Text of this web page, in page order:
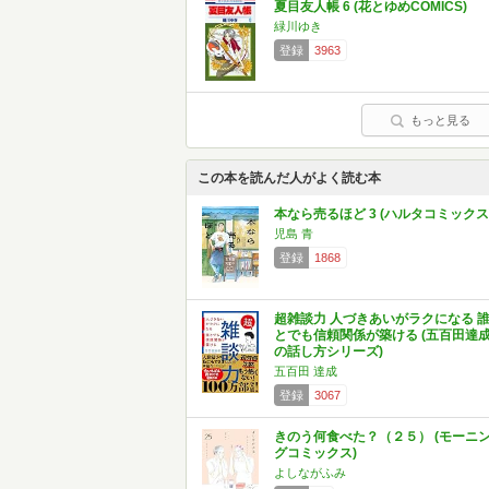
夏目友人帳 6 (花とゆめCOMICS)
緑川ゆき
登録
3963
もっと見る
この本を読んだ人がよく読む本
本なら売るほど 3 (ハルタコミック
児島 青
登録
1868
超雑談力 人づきあいがラクになる 誰
とでも信頼関係が築ける (五百田達
の話し方シリーズ)
五百田 達成
登録
3067
きのう何食べた？（２５） (モーニ
グコミックス)
よしながふみ